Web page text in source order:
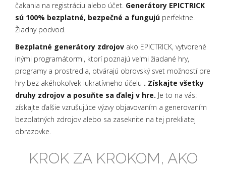
čakania na registráciu alebo účet. Generátory EPICTRICK
sú 100% bezplatné, bezpečné a fungujú perfektne.
Žiadny podvod.
Bezplatné generátory zdrojov ako EPICTRICK, vytvorené
inými programátormi, ktorí poznajú veľmi žiadané hry,
programy a prostredia, otvárajú obrovský svet možností pre
hry bez akéhokoľvek lukratívneho účelu . Získajte všetky
druhy zdrojov a posuňte sa ďalej v hre. Je to na vás:
získajte ďalšie vzrušujúce výzvy objavovaním a generovaním
bezplatných zdrojov alebo sa zaseknite na tej prekliatej
obrazovke.
KROK ZA KROKOM, AKO